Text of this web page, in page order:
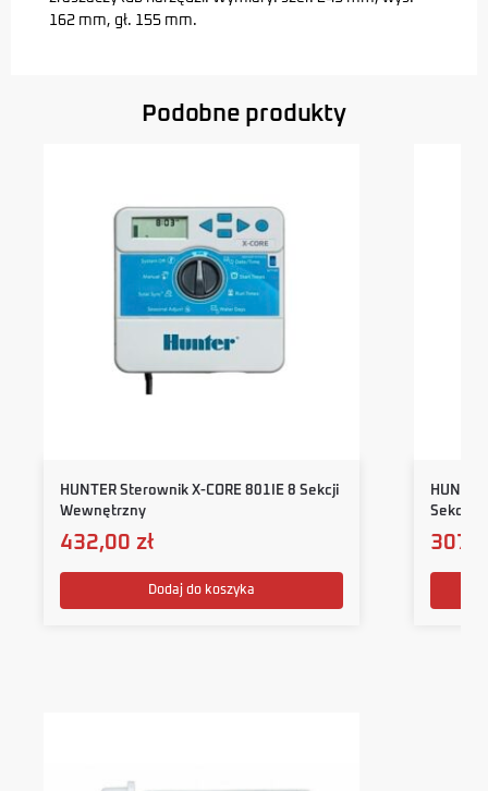
162 mm, gł. 155 mm.
Podobne produkty
HUNTER Sterownik X-CORE 801IE 8 Sekcji
Wewnętrzny
432,00 zł
Dodaj do koszyka
Sekcje